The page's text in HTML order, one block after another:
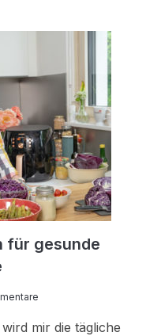
für gesunde
mir die tägliche